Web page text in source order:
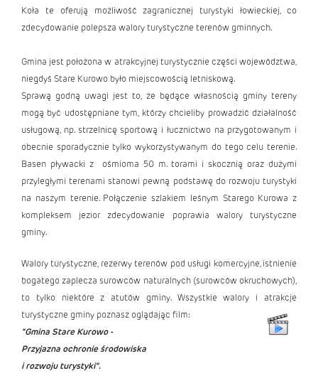
Koła te oferują możliwość zagranicznej turystyki łowieckiej, co
zdecydowanie polepsza walory turystyczne terenów gminnych.
Gmina jest położona w atrakcyjnej turystycznie części województwa,
niegdyś Stare Kurowo było miejscowością letniskową.
Sprawą godną uwagi jest to, że będące własnością gminy tereny
mogą być udostępniane tym, którzy chcieliby prowadzić działalność
usługową, np. strzelnicę sportową i łucznictwo na przygotowanym i
obecnie sporadycznie tylko wykorzystywanym do tego celu terenie.
Basen pływacki z ośmioma 50 m. torami i skocznią oraz dużymi
przyległymi terenami stanowi pewną podstawę do rozwoju turystyki
na naszym terenie. Połączenie szlakiem leśnym Starego Kurowa z
kompleksem jezior zdecydowanie poprawia walory turystyczne
gminy.
Walory turystyczne, rezerwy terenów pod usługi komercyjne, istnienie
bogatego zaplecza surowców naturalnych (surowców okruchowych),
to tylko niektóre z atutów gminy. Wszystkie walory i atrakcje
turystyczne gminy poznasz oglądając film:
"Gmina Stare Kurowo -
Przyjazna ochronie środowiska
i rozwoju turystyki".